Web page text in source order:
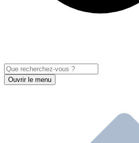
Ouvrir le menu